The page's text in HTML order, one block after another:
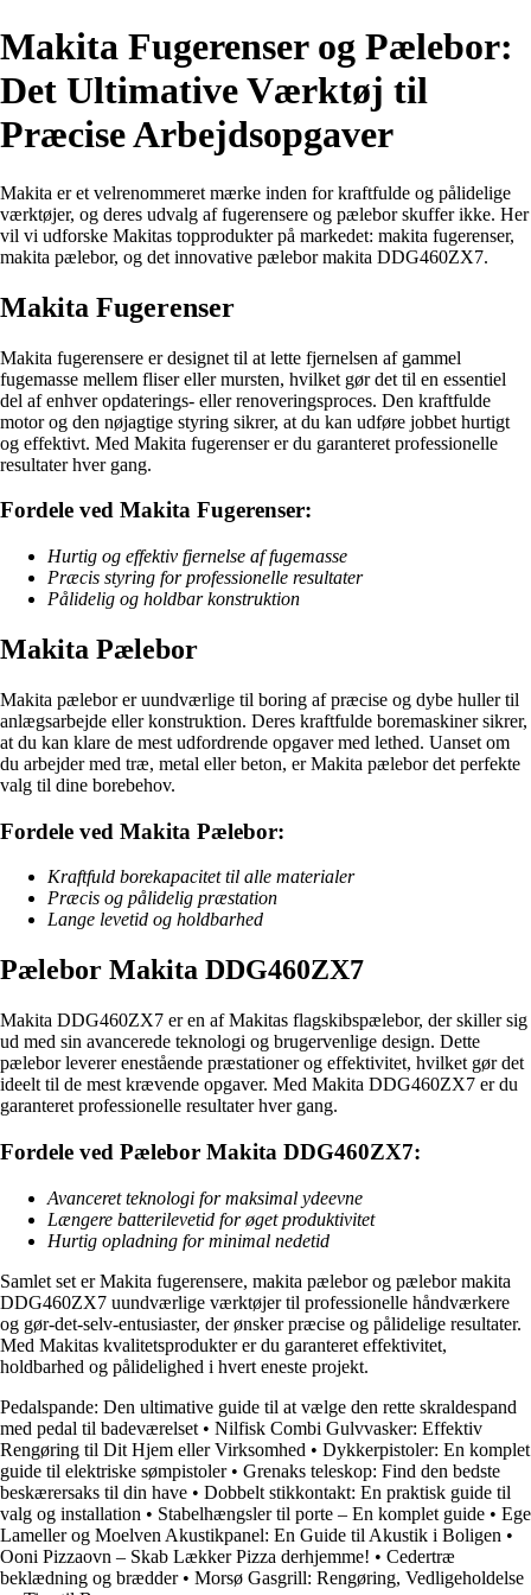
Makita Fugerenser og Pælebor:
Det Ultimative Værktøj til
Præcise Arbejdsopgaver
Makita er et velrenommeret mærke inden for kraftfulde og pålidelige
værktøjer, og deres udvalg af fugerensere og pælebor skuffer ikke. Her
vil vi udforske Makitas topprodukter på markedet: makita fugerenser,
makita pælebor, og det innovative pælebor makita DDG460ZX7.
Makita Fugerenser
Makita fugerensere er designet til at lette fjernelsen af gammel
fugemasse mellem fliser eller mursten, hvilket gør det til en essentiel
del af enhver opdaterings- eller renoveringsproces. Den kraftfulde
motor og den nøjagtige styring sikrer, at du kan udføre jobbet hurtigt
og effektivt. Med Makita fugerenser er du garanteret professionelle
resultater hver gang.
Fordele ved Makita Fugerenser:
Hurtig og effektiv fjernelse af fugemasse
Præcis styring for professionelle resultater
Pålidelig og holdbar konstruktion
Makita Pælebor
Makita pælebor er uundværlige til boring af præcise og dybe huller til
anlægsarbejde eller konstruktion. Deres kraftfulde boremaskiner sikrer,
at du kan klare de mest udfordrende opgaver med lethed. Uanset om
du arbejder med træ, metal eller beton, er Makita pælebor det perfekte
valg til dine borebehov.
Fordele ved Makita Pælebor:
Kraftfuld borekapacitet til alle materialer
Præcis og pålidelig præstation
Lange levetid og holdbarhed
Pælebor Makita DDG460ZX7
Makita DDG460ZX7 er en af Makitas flagskibspælebor, der skiller sig
ud med sin avancerede teknologi og brugervenlige design. Dette
pælebor leverer enestående præstationer og effektivitet, hvilket gør det
ideelt til de mest krævende opgaver. Med Makita DDG460ZX7 er du
garanteret professionelle resultater hver gang.
Fordele ved Pælebor Makita DDG460ZX7:
Avanceret teknologi for maksimal ydeevne
Længere batterilevetid for øget produktivitet
Hurtig opladning for minimal nedetid
Samlet set er Makita fugerensere, makita pælebor og pælebor makita
DDG460ZX7 uundværlige værktøjer til professionelle håndværkere
og gør-det-selv-entusiaster, der ønsker præcise og pålidelige resultater.
Med Makitas kvalitetsprodukter er du garanteret effektivitet,
holdbarhed og pålidelighed i hvert eneste projekt.
Pedalspande: Den ultimative guide til at vælge den rette skraldespand
med pedal til badeværelset • Nilfisk Combi Gulvvasker: Effektiv
Rengøring til Dit Hjem eller Virksomhed • Dykkerpistoler: En komplet
guide til elektriske sømpistoler• Grenaks teleskop: Find den bedste
beskærersaks til din have • Dobbelt stikkontakt: En praktisk guide til
valg og installation • Stabelhængsler til porte – En komplet guide • Ege
Lameller og Moelven Akustikpanel: En Guide til Akustik i Boligen •
Ooni Pizzaovn – Skab Lækker Pizza derhjemme! • Cedertræ
beklædning og brædder• Morsø Gasgrill: Rengøring, Vedligeholdelse